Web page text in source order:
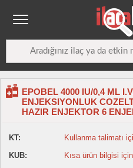
EPOBEL 4000 IU/0,4 ML
ENJEKSIYONLUK
HAZIR ENJEKTOR 6
KT:
Kullanma talimatı
KUB:
Kısa ürün bilgisi